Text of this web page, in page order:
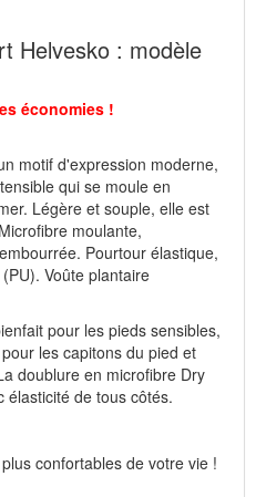
de l'Industrie, F-67160
Helvesko : modèle
économies !
motif d'expression moderne,
qui se moule en
Légère et souple, elle est
moulante,
Pourtour élastique,
Voûte plantaire
pour les pieds sensibles,
les capitons du pied et
doublure en microfibre Dry
élasticité de tous côtés.
confortables de votre vie !